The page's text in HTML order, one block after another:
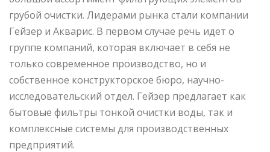
грубой очистки. Лидерами рынка стали компании
Гейзер и Акварис. В первом случае речь идет о
группе компаний, которая включает в себя не
только современное производство, но и
собственное конструкторское бюро, научно-
исследовательский отдел. Гейзер предлагает как
бытовые фильтры тонкой очистки воды, так и
комплексные системы для производственных
предприятий.